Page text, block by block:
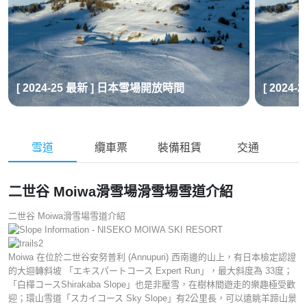
[ 2024-25 最新 ] 日本雪場開放時間 [ 2024-
雪道 纜車票 裝備租賃 交通
二世谷 Moiwa滑雪場滑雪場雪道介紹
二世谷 Moiwa滑雪場雪道介紹
Moiwa 在位於二世谷安努普利 (Annupuri) 西南邊的山上，有日本檢定認證
的大迴轉斜坡 「エキスパートコース Expert Run」，最大斜度為 33度；
「白樺コースShirakaba Slope」也是非壓雪，在樹林間遊走的樂趣極受歡
迎；環山雪道「スカイコース Sky Slope」有2公里長，可以遠眺羊蹄山景